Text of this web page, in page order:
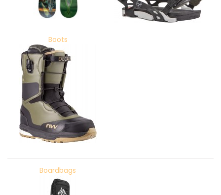
Boots
Boardbags